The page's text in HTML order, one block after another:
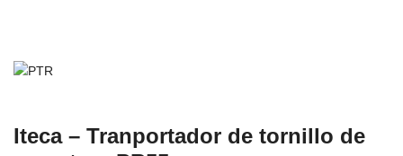
Iteca – Tranportador de tornillo de